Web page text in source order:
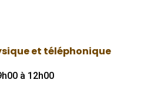
et téléphonique
à 12h00